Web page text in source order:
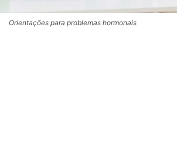
Orientações para problemas hormonais